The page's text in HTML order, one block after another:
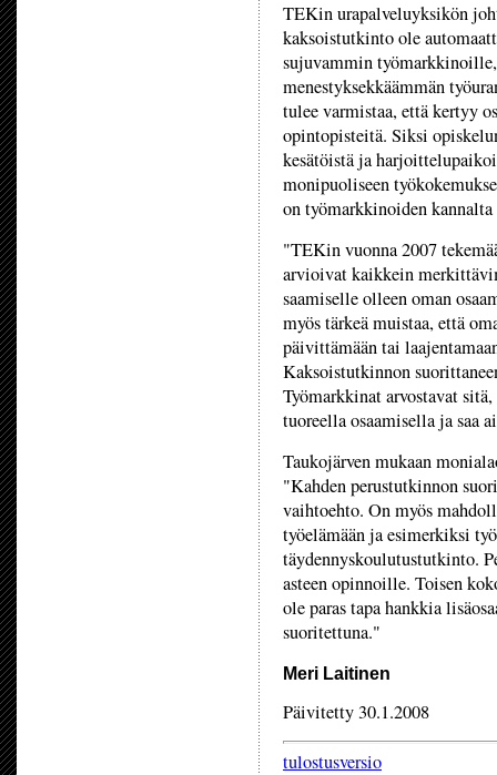
TEKin urapalveluyksikön
kaksoistutkinto ole
sujuvammin
menestyksekkäämmän
tulee varmistaa, että kertyy
opintopisteitä. Siksi
kesätöistä ja
monipuoliseen
on työmarkkinoiden
"TEKin vuonna 2007
arvioivat kaikkein
saamiselle olleen oman
myös tärkeä muistaa, että
päivittämään tai
Kaksoistutkinnon
Työmarkkinat arvostavat
tuoreella osaamisella ja saa
Taukojärven mukaan
"Kahden perustutkinnon
vaihtoehto. On myös
työelämään ja esimerkiksi
täydennyskoulutustutkinto.
asteen opinnoille. Toisen
ole paras tapa hankkia
suoritettuna."
Meri Laitinen
Päivitetty 30.1.2008
tulostusversio